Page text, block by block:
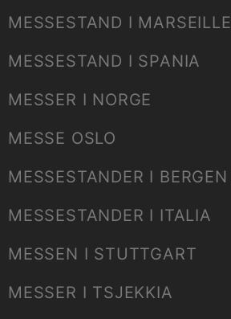
MESSESTAND I MARSEILLE
MESSESTAND I SPANIA
MESSER I NORGE
MESSE OSLO
MESSESTANDER I BERGEN
MESSESTANDER I ITALIA
MESSEN I STUTTGART
MESSER I TSJEKKIA